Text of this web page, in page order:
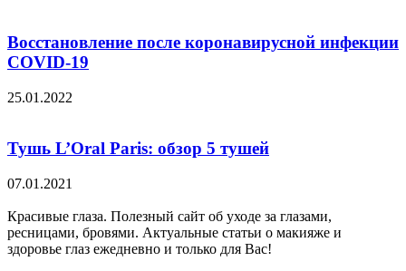
Восстановление после коронавирусной инфекции
COVID-19
25.01.2022
Тушь L’Oral Paris: обзор 5 тушей
07.01.2021
Красивые глаза. Полезный сайт об уходе за глазами,
ресницами, бровями. Актуальные статьи о макияже и
здоровье глаз ежедневно и только для Вас!